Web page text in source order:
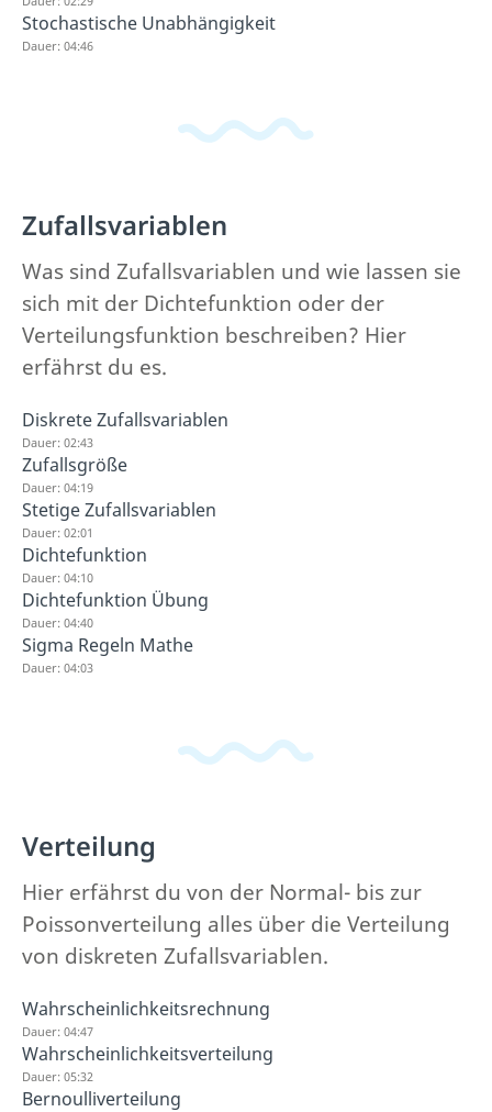
Stochastische Unabhängigkeit
Dauer: 04:46
Zufallsvariablen
Was sind Zufallsvariablen und wie lassen sie
sich mit der Dichtefunktion oder der
Verteilungsfunktion beschreiben? Hier
erfährst du es.
Diskrete Zufallsvariablen
Dauer: 02:43
Zufallsgröße
Dauer: 04:19
Stetige Zufallsvariablen
Dauer: 02:01
Dichtefunktion
Dauer: 04:10
Dichtefunktion Übung
Dauer: 04:40
Sigma Regeln Mathe
Dauer: 04:03
Verteilung
Hier erfährst du von der Normal- bis zur
Poissonverteilung alles über die Verteilung
von diskreten Zufallsvariablen.
Wahrscheinlichkeitsrechnung
Dauer: 04:47
Wahrscheinlichkeitsverteilung
Dauer: 05:32
Bernoulliverteilung